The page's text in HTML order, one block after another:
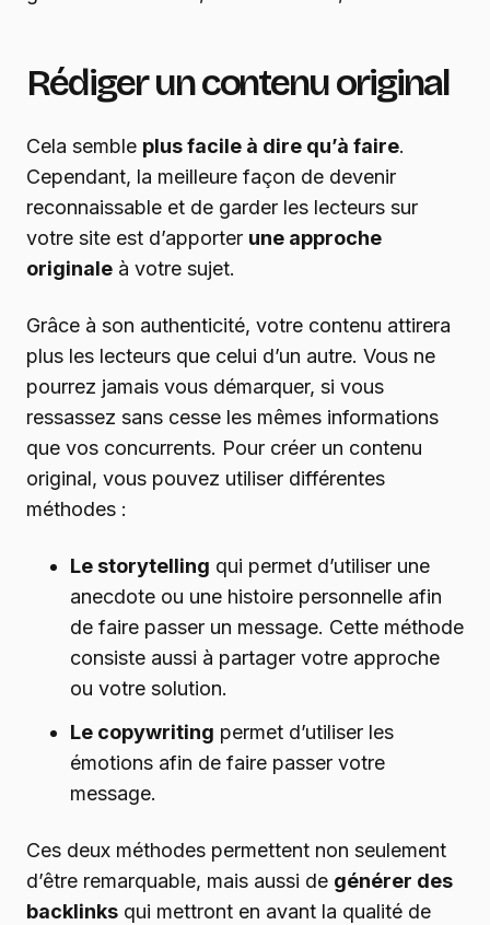
Rédiger un contenu original
Cela semble plus facile à dire qu’à faire.
Cependant, la meilleure façon de devenir
reconnaissable et de garder les lecteurs sur
votre site est d’apporter une approche
originale à votre sujet.
Grâce à son authenticité, votre contenu attirera
plus les lecteurs que celui d’un autre. Vous ne
pourrez jamais vous démarquer, si vous
ressassez sans cesse les mêmes informations
que vos concurrents. Pour créer un contenu
original, vous pouvez utiliser différentes
méthodes :
Le storytelling qui permet d’utiliser une
anecdote ou une histoire personnelle afin
de faire passer un message. Cette méthode
consiste aussi à partager votre approche
ou votre solution.
Le copywriting permet d’utiliser les
émotions afin de faire passer votre
message.
Ces deux méthodes permettent non seulement
d’être remarquable, mais aussi de générer des
backlinks qui mettront en avant la qualité de